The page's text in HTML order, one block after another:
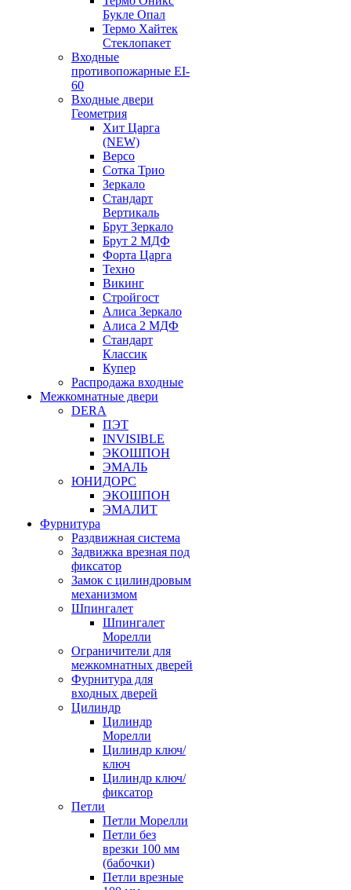
Букле Опал
Термо Хайтек
Стеклопакет
Входные
противопожарные EI-
60
Входные двери
Геометрия
Хит Царга
(NEW)
Версо
Сотка Трио
Зеркало
Стандарт
Вертикаль
Брут Зеркало
Брут 2 МДФ
Форта Царга
Техно
Викинг
Стройгост
Алиса Зеркало
Алиса 2 МДФ
Стандарт
Классик
Купер
Распродажа входные
Межкомнатные двери
DERA
ПЭТ
INVISIBLE
ЭКОШПОН
ЭМАЛЬ
ЮНИДОРС
ЭКОШПОН
ЭМАЛИТ
Фурнитура
Раздвижная система
Задвижка врезная под
фиксатор
Замок с цилиндровым
механизмом
Шпингалет
Шпингалет
Морелли
Ограничители для
межкомнатных дверей
Фурнитура для
входных дверей
Цилиндр
Цилиндр
Морелли
Цилиндр ключ/
ключ
Цилиндр ключ/
фиксатор
Петли
Петли Морелли
Петли без
врезки 100 мм
(бабочки)
Петли врезные